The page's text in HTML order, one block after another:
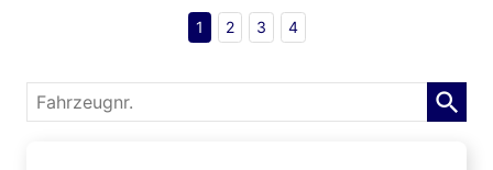
1 2 3 4
Fahrzeugnr.